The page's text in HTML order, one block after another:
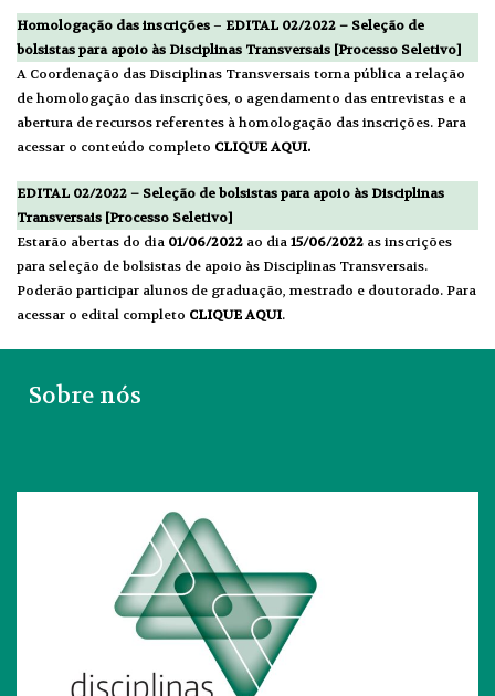
Homologação das inscrições– EDITAL 02/2022 – Seleção de
bolsistas para apoio às Disciplinas Transversais [Processo Seletivo]
A Coordenação das Disciplinas Transversais torna pública a relação
de homologação das inscrições, o agendamento das entrevistas e a
abertura de recursos referentes à homologação das inscrições. Para
acessar o conteúdo completo CLIQUE AQUI.
EDITAL 02/2022 – Seleção de bolsistas para apoio às Disciplinas
Transversais [Processo Seletivo]
Estarão abertas do dia 01/06/2022 ao dia15/06/2022 as inscrições
para seleção de bolsistas de apoio às Disciplinas Transversais.
Poderão participar alunos de graduação, mestrado e doutorado. Para
acessar o edital completo CLIQUE AQUI.
Sobre nós